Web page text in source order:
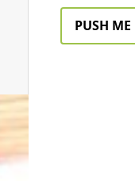
PUSH ME